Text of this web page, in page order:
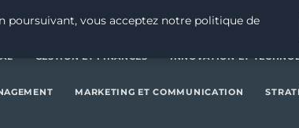
GENERAL GESTION ET
GESTION ET FINANCES INNOVATION ET
MARKETING ET COMMUNICATION
poursuivant, vous acceptez notre politique de